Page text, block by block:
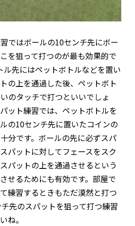
ではボールの10センチ先にボー
を狙って打つのが最も効果的で
ル先にはペットボトルなどを置い
の上を通過した後、ペットボト
のタッチで打つといいでしょ
ット練習では、ペットボトルを
の10センチ先に置いたコインの
分です。ボールの先に必ずスパ
パットに対してフェースをスク
パットの上を通過させるという
せるためにも有効です。部屋で
練習するときもただ漠然と打つ
先のスパットを狙って打つ練習
ね。